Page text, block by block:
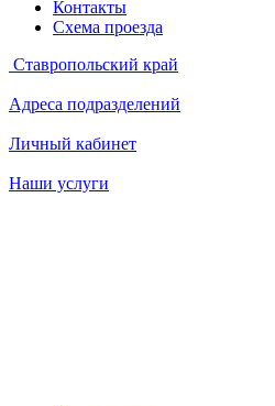
Контакты
Схема проезда
Ставропольский край
Адреса подразделений
Личный кабинет
Наши услуги